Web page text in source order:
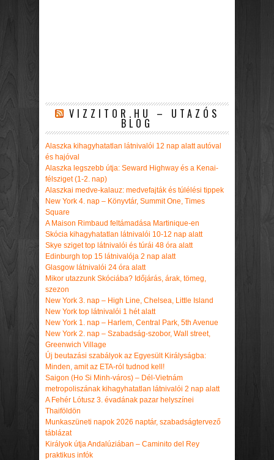
VIZZITOR.HU – UTAZÓS
BLOG
Alaszka kihagyhatatlan látnivalói 12 nap alatt autóval
és hajóval
Alaszka legszebb útja: Seward Highway és a Kenai-
félsziget (1-2. nap)
Alaszkai medve-kalauz: medvefajták és túlélési tippek
New York 4. nap – Könyvtár, Summit One, Times
Square
A Maison Rimbaud feltámadása Martinique-en
Skócia kihagyhatatlan látnivalói 10-12 nap alatt
Skye sziget top látnivalói és túrái 48 óra alatt
Edinburgh top 15 látnivalója 2 nap alatt
Glasgow látnivalói 24 óra alatt
Mikor utazzunk Skóciába? Időjárás, árak, tömeg,
szezon
New York 3. nap – High Line, Chelsea, Little Island
New York top látnivalói 1 hét alatt
New York 1. nap – Harlem, Central Park, 5th Avenue
New York 2. nap – Szabadság-szobor, Wall street,
Greenwich Village
Új beutazási szabályok az Egyesült Királyságba:
Minden, amit az ETA-ról tudnod kell!
Saigon (Ho Si Minh-város) – Dél-Vietnám
metropoliszának kihagyhatatlan látnivalói 2 nap alatt
A Fehér Lótusz 3. évadának pazar helyszínei
Thaiföldön
Munkaszüneti napok 2026 naptár, szabadságtervező
táblázat
Királyok útja Andalúziában – Caminito del Rey
praktikus infók